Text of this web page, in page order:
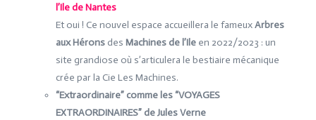
l’Ile de Nantes
Et oui ! Ce nouvel espace accueillera le fameuxArbres
aux Héronsdes Machines de l’Ileen 2022/2023 : un
site grandiose où s’articulera le bestiaire mécanique
crée par la Cie Les Machines.
“Extraordinaire” comme les “VOYAGES
EXTRAORDINAIRES” de Jules Verne